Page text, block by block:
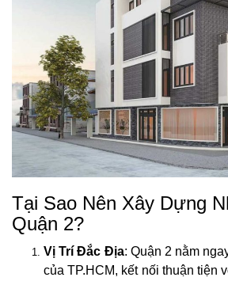
Tại Sao Nên Xây Dựng
Quận 2?
Vị Trí Đắc Địa: Quận 2 nằm
của TP.HCM, kết nối thuận tiện